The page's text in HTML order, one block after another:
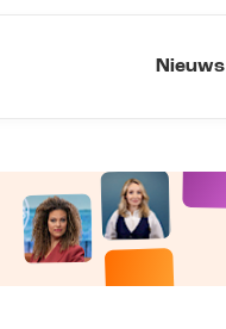
Nieuws